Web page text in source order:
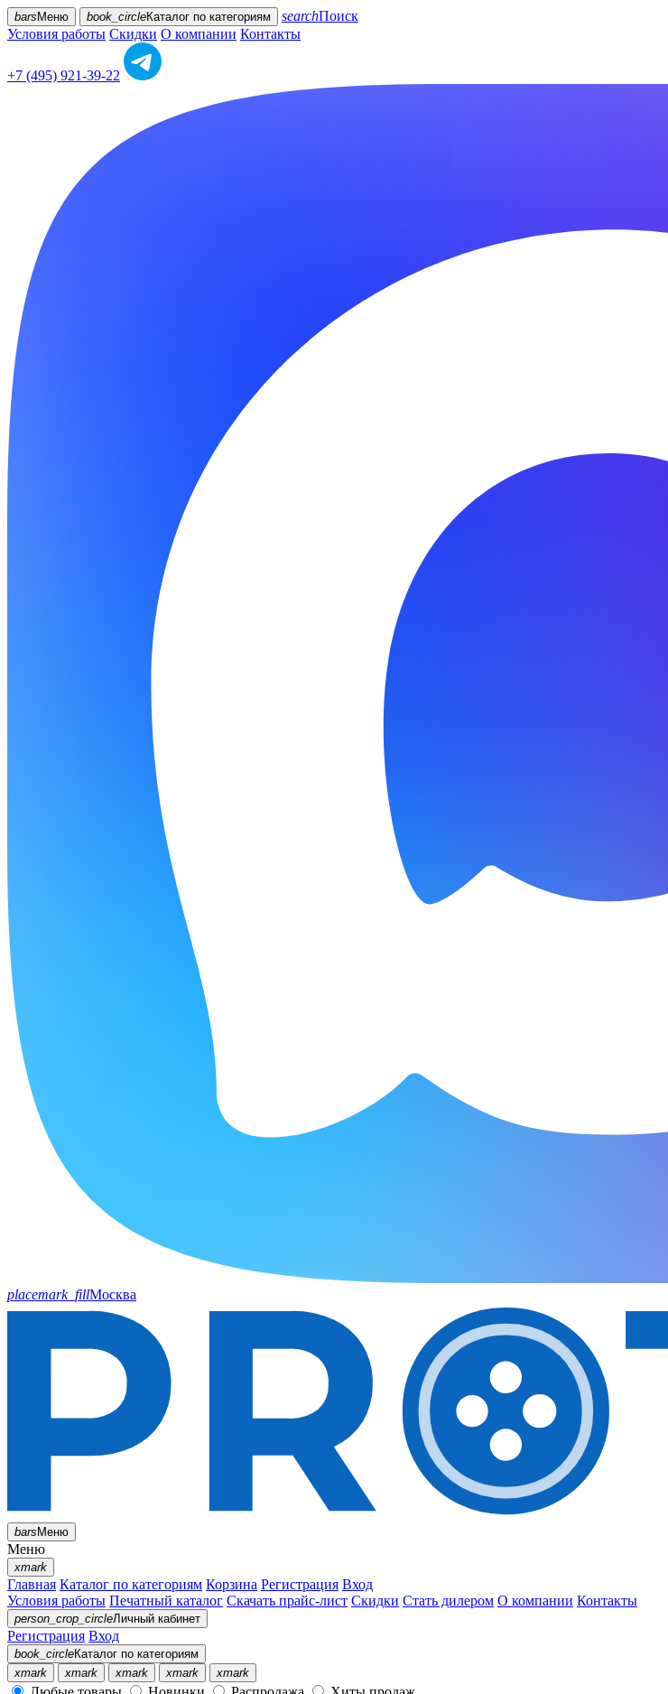
bars Меню book_circleКаталог по категориям searchПоиск
Условия работы Скидки О компании Контакты
+7 (495) 921-39-22
placemark_fillМосква
barsМеню
Меню
xmark
Главная Каталог по категориям Корзина Регистрация Вход
Условия работы Печатный каталог Скачать прайс-лист Скидки Стать дилером О компании Контакты
person_crop_circleЛичный кабинет
Регистрация Вход
book_circleКаталог по категориям
xmark
xmark xmark xmark xmark